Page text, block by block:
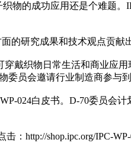
物的成功应用还是个难题
研究成果和技术观点贡献
穿戴织物日常生活和商业
委员会邀请行业制造商参与
024白皮书。D-70委员会
：http://shop.ipc.org/IPC-WP-